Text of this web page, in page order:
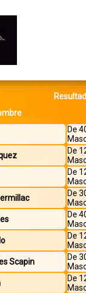
De
De
De
De
De
De
Scapin
De
De